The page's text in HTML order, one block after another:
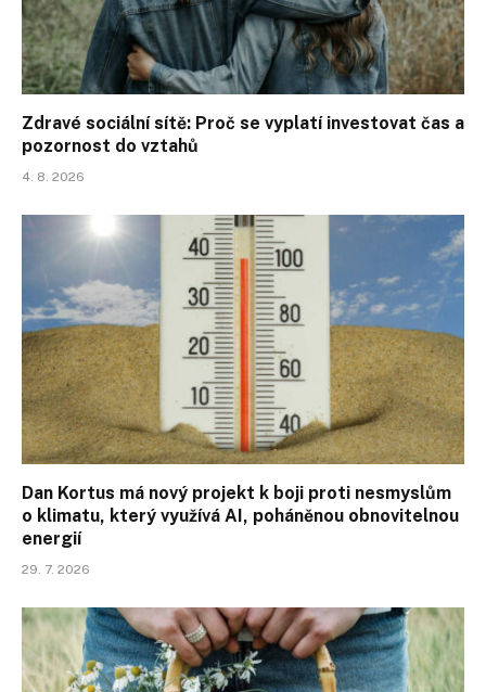
Zdravé sociální sítě: Proč se vyplatí investovat čas a
pozornost do vztahů
4. 8. 2026
Dan Kortus má nový projekt k boji proti nesmyslům
o klimatu, který využívá AI, poháněnou obnovitelnou
energií
29. 7. 2026